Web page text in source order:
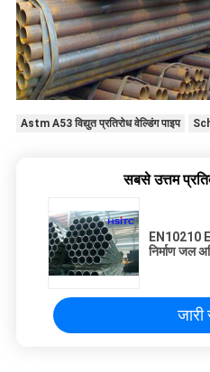
Astm A53 विद्युत प्रतिरोध वेल्डिंग पाइप
सबसे उत्तम
EN10210
निर्माण जल